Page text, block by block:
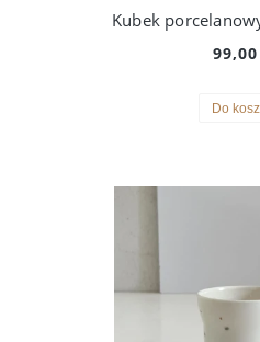
Kubek
99,00
Do